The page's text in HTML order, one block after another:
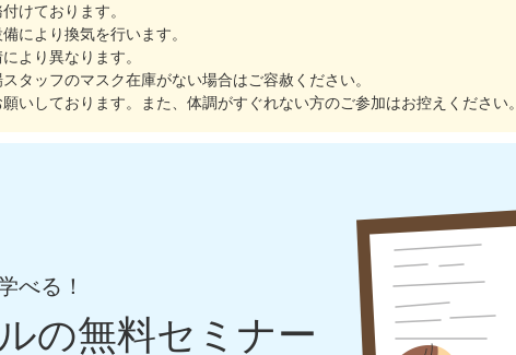
けております。
により換気を行います。
より異なります。
タッフのマスク在庫がない場合はご容赦ください。
いしております。また、体調がすぐれない方のご参加はお控えください。
べる！
の無料セミナー